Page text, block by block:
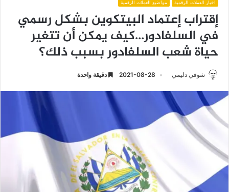
أخبار العملات الرقمية مواضيع العملات الرقمية
إقتراب إعتماد البيتكوين بشكل رسمي
في السلفادور…كيف يمكن أن تتغير
حياة شعب السلفادور بسبب ذلك؟
شوقي دليمي 2021-08-28 دقيقة واحدة